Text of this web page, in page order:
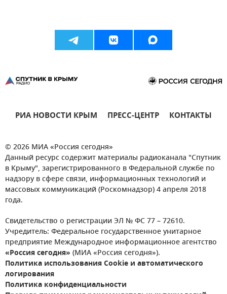
РИА НОВОСТИ КРЫМ ПРЕСС-ЦЕНТР КОНТАКТЫ
© 2026 МИА «Россия сегодня»
Данный ресурс содержит материалы радиоканала "Спутник
в Крыму", зарегистрированного в Федеральной службе по
надзору в сфере связи, информационных технологий и
массовых коммуникаций (Роскомнадзор) 4 апреля 2018
года.
Свидетельство о регистрации ЭЛ № ФС 77 – 72610.
Учредитель: Федеральное государственное унитарное
предприятие Международное информационное агентство
«Россия сегодня» (МИА «Россия сегодня»).
Политика использования Cookie и автоматического
логирования
Политика конфиденциальности